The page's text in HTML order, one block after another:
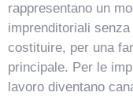
rappresentano un
imprenditoriali
costituire, per una
principale. Per le
lavoro diventano